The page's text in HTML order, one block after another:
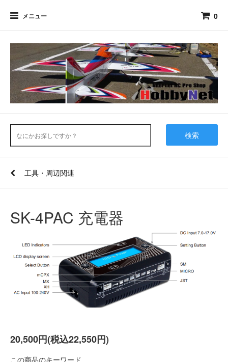
メニュー 0
検索
工具・周辺関連
SK-4PAC 充電器
20,500円(税込22,550円)
この商品のキーワード